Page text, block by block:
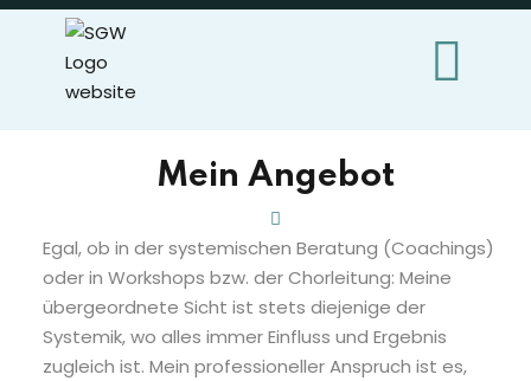
Mein Angebot
Egal, ob in der systemischen Beratung (Coachings)
oder in Workshops bzw. der Chorleitung: Meine
übergeordnete Sicht ist stets diejenige der
Systemik, wo alles immer Einfluss und Ergebnis
zugleich ist. Mein professioneller Anspruch ist es,
Don’t have an account? Sign up